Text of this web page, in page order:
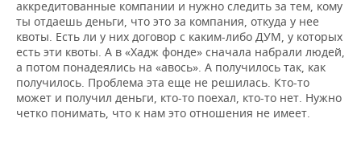
аккредитованные компании и нужно следить за тем, кому
ты отдаешь деньги, что это за компания, откуда у нее
квоты. Есть ли у них договор с каким-либо ДУМ, у которых
есть эти квоты. А в «Хадж фонде» сначала набрали людей,
а потом понадеялись на «авось». А получилось так, как
получилось. Проблема эта еще не решилась. Кто-то
может и получил деньги, кто-то поехал, кто-то нет. Нужно
четко понимать, что к нам это отношения не имеет.